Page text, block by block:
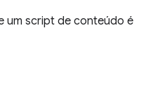
um script de conteúdo é